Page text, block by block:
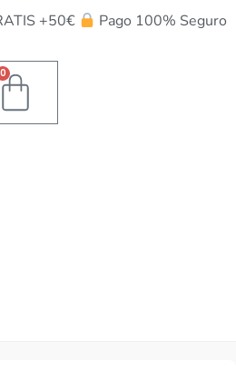
+50€ Pago 100% Seguro
0